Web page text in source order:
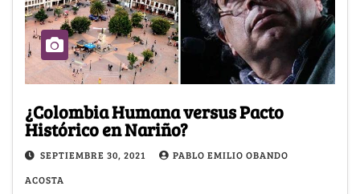
¿Colombia Humana versus Pacto
Histórico en Nariño?
SEPTIEMBRE 30, 2021
PABLO EMILIO OBANDO
ACOSTA